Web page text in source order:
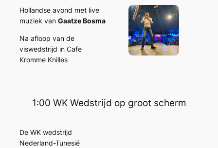
Hollandse avond met live
muziek vanGaatze Bosma
Na afloop van de
viswedstrijd in Cafe
Kromme Knilles
1:00 WK Wedstrijd op groot scherm
De WK wedstrijd
Nederland-Tunesië